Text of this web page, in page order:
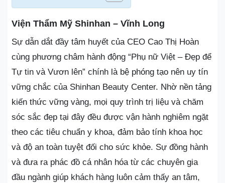
Viện Thẩm Mỹ Shinhan – Vĩnh Long
Sự dẫn dắt đầy tâm huyết của CEO Cao Thị Hoàn
cùng phương châm hành động “Phụ nữ Việt – Đẹp để
Tự tin và Vươn lên” chính là bệ phóng tạo nên uy tín
vững chắc của Shinhan Beauty Center. Nhờ nền tảng
kiến thức vững vàng, mọi quy trình trị liệu và chăm
sóc sắc đẹp tại đây đều được vận hành nghiêm ngặt
theo các tiêu chuẩn y khoa, đảm bảo tính khoa học
và độ an toàn tuyệt đối cho sức khỏe. Sự đồng hành
và đưa ra phác đồ cá nhân hóa từ các chuyên gia
đầu ngành giúp khách hàng luôn cảm thấy an tâm,